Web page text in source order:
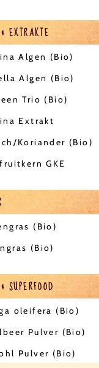
EXTRAKTE
Algen (Bio)
Algen (Bio)
Trio (Bio)
Extrakt
Koriander (Bio)
GKE
(Bio)
(Bio)
SUPERFOOD
oleifera (Bio)
Pulver (Bio)
Pulver (Bio)